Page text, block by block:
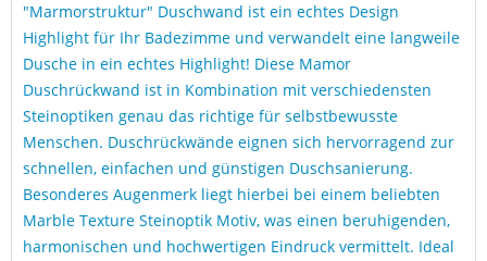
"Marmorstruktur" Duschwand ist ein echtes Design
Highlight für Ihr Badezimme und verwandelt eine langweile
Dusche in ein echtes Highlight! Diese Mamor
Duschrückwand ist in Kombination mit verschiedensten
Steinoptiken genau das richtige für selbstbewusste
Menschen. Duschrückwände eignen sich hervorragend zur
schnellen, einfachen und günstigen Duschsanierung.
Besonderes Augenmerk liegt hierbei bei einem beliebten
Marble Texture Steinoptik Motiv, was einen beruhigenden,
harmonischen und hochwertigen Eindruck vermittelt. Ideal